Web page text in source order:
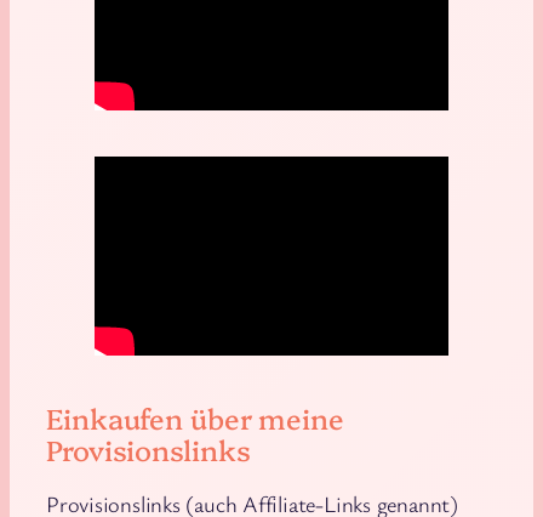
Einkaufen über meine
Provisionslinks
Provisionslinks (auch Affiliate-Links genannt)